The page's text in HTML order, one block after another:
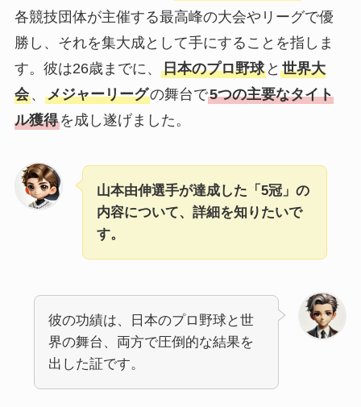
各競技団体が主催する最高峰の大会やリーグで優
勝し、それを集大成として手にすることを指しま
す。彼は26歳までに、 日本のプロ野球と 世界大
会、 メジャーリーグの舞台で5つの主要なタイト
ル獲得を成し遂げました。
山本由伸選手が達成した「5冠」の
内容について、詳細を知りたいで
す。
彼の功績は、日本のプロ野球と世
界の舞台、両方で圧倒的な結果を
出した証です。